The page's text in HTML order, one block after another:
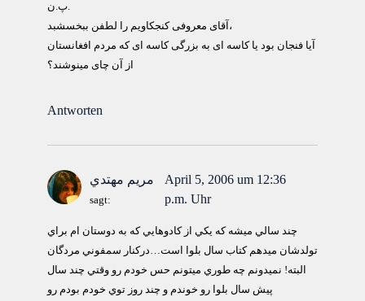
پ.ن.
آقای معروفی کنجکاویم را لطفن ببخسشبد،
آیا فنجان بود یا کاسه ای به بزرگی کاسه ای که مردم افغانستان
از آن چای مینوشند؟
Antworten
مريم مهتدي
sagt:
April 5, 2006 um 12:36
p.m. Uhr
چند سالي ميشه كه يكي از كادوهايي كه به دوستان ام براي
تولدشان ميدهم كتاب سال بلوا است…دركنار سمفوني مردگان
البته! نميدونم چه طوري ميتونم حس خودم رو وقتي چند سال
پيش سال بلوا رو خوندم و چند روز توي خودم بودم رو